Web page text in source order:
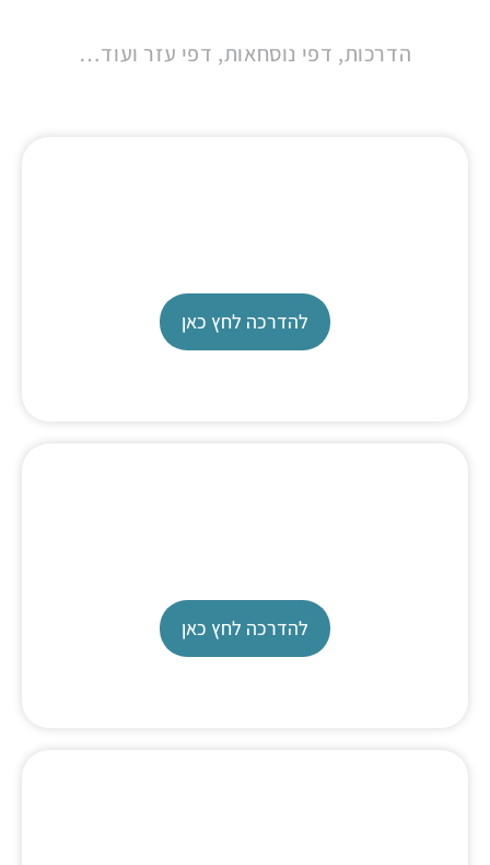
הדרכות, דפי נוסחאות, דפי עזר ועוד…
להדרכה לחץ כאן
להדרכה לחץ כאן